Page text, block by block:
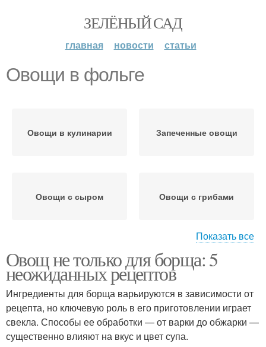
ЗЕЛЁНЫЙ САД
главная новости статьи
Овощи в фольге
Овощи в кулинарии Запеченные овощи
Овощи с сыром Овощи с грибами
Овощи с тыквой Овощи в соевом соусе
Овощи с медом
Овощи для
разнообразия
Показать все
Овощ не только для борща: 5
неожиданных рецептов
Ингредиенты для борща варьируются в зависимости от
рецепта, но ключевую роль в его приготовлении играет
свекла. Способы ее обработки — от варки до обжарки —
существенно влияют на вкус и цвет супа.